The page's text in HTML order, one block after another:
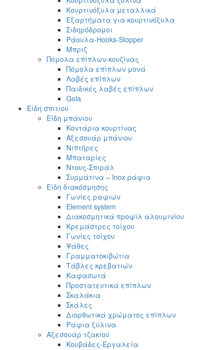
Κουρτινόξυλα μεταλλικά
Εξαρτήματα για κουρτινόξυλα
Σιδηρόδρομοι
Ράουλα-Hooks-Stopper
Μπριζ
Πόμολα επίπλων-κουζίνας
Πόμολα επίπλων μονά
Λαβές επίπλων
Παιδικές λαβές επίπλων
Gola
Είδη σπιτιού
Είδη μπάνιου
Κοντάρια κουρτίνας
Αξεσουάρ μπάνιου
Νιπτήρες
Μπαταρίες
Ντους-Σπιράλ
Συρμάτινα – Inox ράφια
Είδη διακόσμησης
Γωνίες ραφιών
Element system
Διακοσμητικά προφίλ αλουμινίου
Κρεμάστρες τοίχου
Γωνίες τοίχου
Ψάθες
Γραμματοκιβώτια
Τάβλες κρεβατιών
Καφασωτά
Προστατευτικά επίπλων
Σκαλάκια
Σκάλες
Διορθωτικά χρώματος επίπλων
Ράφια ξύλινα
Αξεσουάρ τζακιού
Κουβάδες-Εργαλεία